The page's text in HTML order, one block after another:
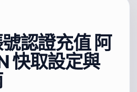
認證充值 阿
快取設定與